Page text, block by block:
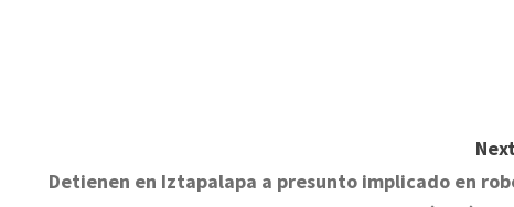
Detienen en Iztapalapa a presunto implicado en